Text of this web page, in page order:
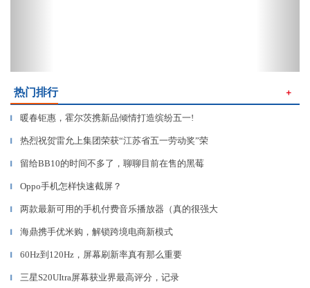
热门排行 ＋
▎ 暖春钜惠，霍尔茨携新品倾情打造缤纷五一!
▎ 热烈祝贺雷允上集团荣获“江苏省五一劳动奖”荣
▎ 留给BB10的时间不多了，聊聊目前在售的黑莓
▎ Oppo手机怎样快速截屏？
▎ 两款最新可用的手机付费音乐播放器（真的很强大
▎ 海鼎携手优米购，解锁跨境电商新模式
▎ 60Hz到120Hz，屏幕刷新率真有那么重要
▎ 三星S20UItra屏幕获业界最高评分，记录